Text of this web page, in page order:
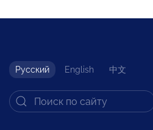
Русский English 中文